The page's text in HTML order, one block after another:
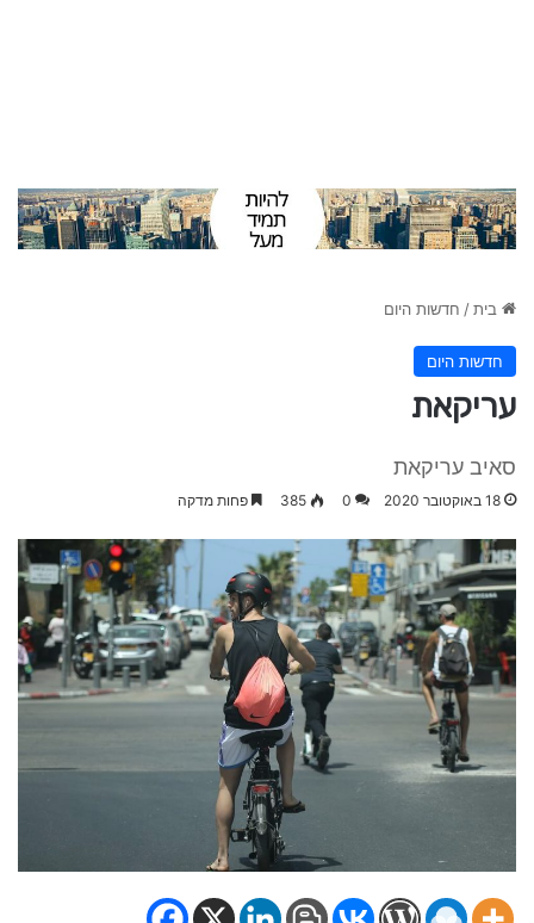
בית/ חדשות היום
חדשות היום
עריקאת
סאיב עריקאת
18 באוקטובר 2020 0
385 פחות מדקה